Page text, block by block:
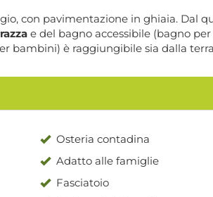
con pavimentazione in ghiaia. Dal
e del bagno accessibile (bagno
bambini) è raggiungibile sia dalla
Osteria contadina
Adatto alle famiglie
Fasciatoio